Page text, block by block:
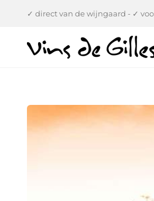
✓ direct van de wijngaard - ✓